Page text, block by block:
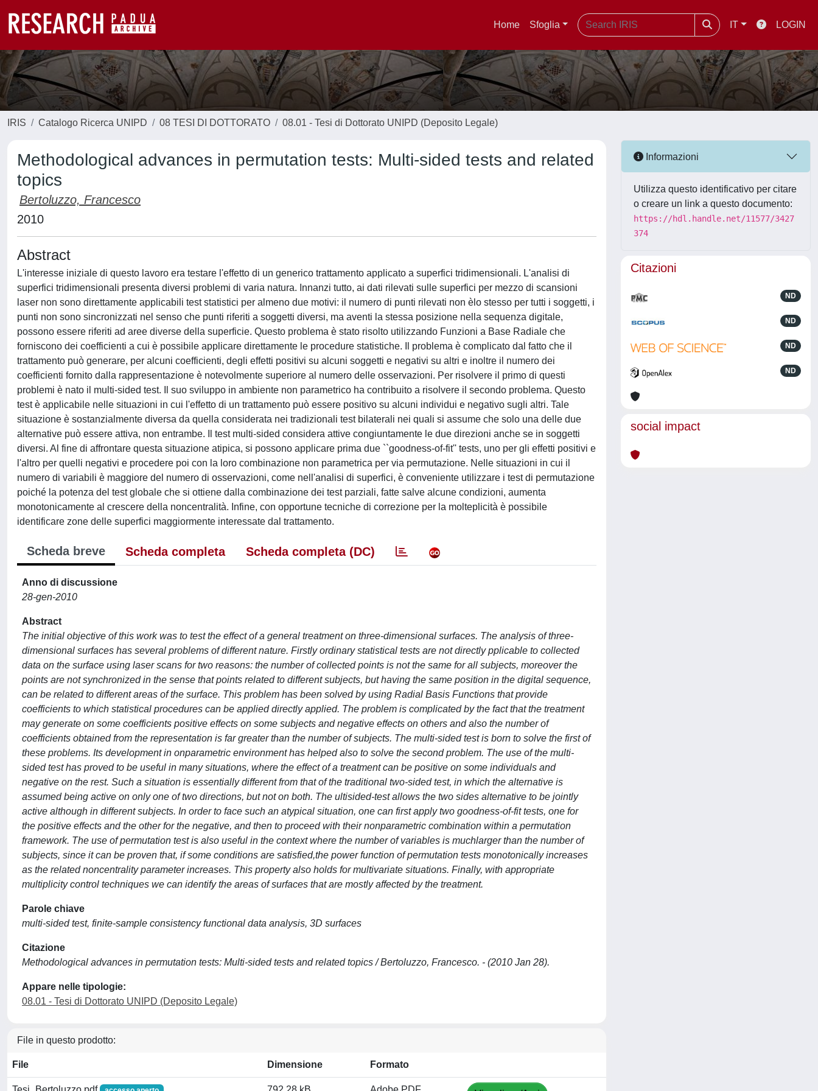
Home Sfoglia IT LOGIN
IRIS Catalogo Ricerca UNIPD 08 TESI DI DOTTORATO 08.01 - Tesi di Dottorato UNIPD (Deposito Legale)
Methodological advances in permutation tests: Multi-sided tests and related
topics
Bertoluzzo, Francesco
2010
Abstract
L'interesse iniziale di questo lavoro era testare l'effetto di un generico trattamento applicato a superfici tridimensionali. L'analisi di
superfici tridimensionali presenta diversi problemi di varia natura. Innanzi tutto, ai dati rilevati sulle superfici per mezzo di scansioni
laser non sono direttamente applicabili test statistici per almeno due motivi: il numero di punti rilevati non èlo stesso per tutti i soggetti, i
punti non sono sincronizzati nel senso che punti riferiti a soggetti diversi, ma aventi la stessa posizione nella sequenza digitale,
possono essere riferiti ad aree diverse della superficie. Questo problema è stato risolto utilizzando Funzioni a Base Radiale che
forniscono dei coefficienti a cui è possibile applicare direttamente le procedure statistiche. Il problema è complicato dal fatto che il
trattamento può generare, per alcuni coefficienti, degli effetti positivi su alcuni soggetti e negativi su altri e inoltre il numero dei
coefficienti fornito dalla rappresentazione è notevolmente superiore al numero delle osservazioni. Per risolvere il primo di questi
problemi è nato il multi-sided test. Il suo sviluppo in ambiente non parametrico ha contribuito a risolvere il secondo problema. Questo
test è applicabile nelle situazioni in cui l'effetto di un trattamento può essere positivo su alcuni individui e negativo sugli altri. Tale
situazione è sostanzialmente diversa da quella considerata nei tradizionali test bilaterali nei quali si assume che solo una delle due
alternative può essere attiva, non entrambe. Il test multi-sided considera attive congiuntamente le due direzioni anche se in soggetti
diversi. Al fine di affrontare questa situazione atipica, si possono applicare prima due ``goodness-of-fit'' tests, uno per gli effetti positivi e
l'altro per quelli negativi e procedere poi con la loro combinazione non parametrica per via permutazione. Nelle situazioni in cui il
numero di variabili è maggiore del numero di osservazioni, come nell'analisi di superfici, è conveniente utilizzare i test di permutazione
poiché la potenza del test globale che si ottiene dalla combinazione dei test parziali, fatte salve alcune condizioni, aumenta
monotonicamente al crescere della noncentralità. Infine, con opportune tecniche di correzione per la molteplicità è possibile
identificare zone delle superfici maggiormente interessate dal trattamento.
Scheda breve Scheda completa Scheda completa (DC)
Anno di discussione
28-gen-2010
Abstract
The initial objective of this work was to test the effect of a general treatment on three-dimensional surfaces. The analysis of three-
dimensional surfaces has several problems of different nature. Firstly ordinary statistical tests are not directly pplicable to collected
data on the surface using laser scans for two reasons: the number of collected points is not the same for all subjects, moreover the
points are not synchronized in the sense that points related to different subjects, but having the same position in the digital sequence,
can be related to different areas of the surface. This problem has been solved by using Radial Basis Functions that provide
coefficients to which statistical procedures can be applied directly applied. The problem is complicated by the fact that the treatment
may generate on some coefficients positive effects on some subjects and negative effects on others and also the number of
coefficients obtained from the representation is far greater than the number of subjects. The multi-sided test is born to solve the first of
these problems. Its development in onparametric environment has helped also to solve the second problem. The use of the multi-
sided test has proved to be useful in many situations, where the effect of a treatment can be positive on some individuals and
negative on the rest. Such a situation is essentially different from that of the traditional two-sided test, in which the alternative is
assumed being active on only one of two directions, but not on both. The ultisided-test allows the two sides alternative to be jointly
active although in different subjects. In order to face such an atypical situation, one can first apply two goodness-of-fit tests, one for
the positive effects and the other for the negative, and then to proceed with their nonparametric combination within a permutation
framework. The use of permutation test is also useful in the context where the number of variables is muchlarger than the number of
subjects, since it can be proven that, if some conditions are satisfied,the power function of permutation tests monotonically increases
as the related noncentrality parameter increases. This property also holds for multivariate situations. Finally, with appropriate
multiplicity control techniques we can identify the areas of surfaces that are mostly affected by the treatment.
Parole chiave
multi-sided test, finite-sample consistency functional data analysis, 3D surfaces
Citazione
Methodological advances in permutation tests: Multi-sided tests and related topics / Bertoluzzo, Francesco. - (2010 Jan 28).
Appare nelle tipologie:
08.01 - Tesi di Dottorato UNIPD (Deposito Legale)
File in questo prodotto:
File Dimensione Formato
Informazioni
Utilizza questo identificativo per citare
o creare un link a questo documento:
https://hdl.handle.net/11577/3427
374
Citazioni
ND
ND
ND
ND
social impact